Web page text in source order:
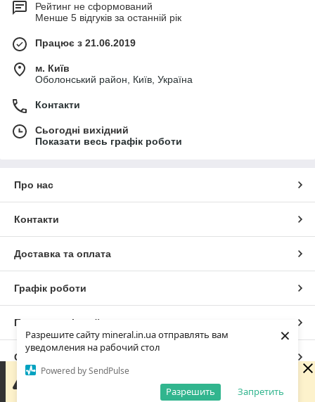
Разрешите сайту mineral.in.ua отправлять вам
уведомления на рабочий стол
Powered by SendPulse
Запретить
Разрешить
×
Рейтинг не сформований
Менше 5 відгуків за останній рік
Працює з 21.06.2019
м. Київ
Оболонський район, Київ, Україна
Контакти
Сьогодні вихідний
Показати весь графік роботи
Про нас
Контакти
Доставка та оплата
Графік роботи
Повна версія сайту
Сайт створено на маркетплейсі
Політика конфіденційності
Зараз у компанії неробочий час. Замовлення та
повідомлення будуть оброблені з 09:00 найближчого
робочого дня (завтра, 10.08).